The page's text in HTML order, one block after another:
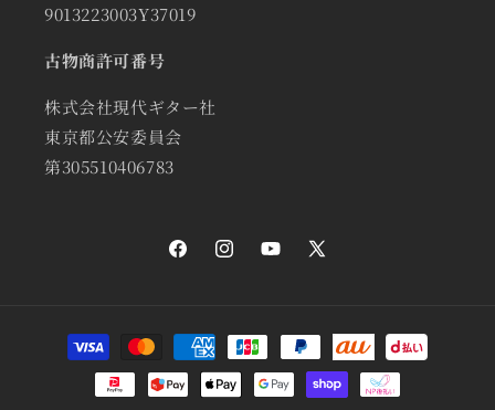
9013223003Y37019
古物商許可番号
株式会社現代ギター社
東京都公安委員会
第305510406783
FacebookInstagramYouTube
X